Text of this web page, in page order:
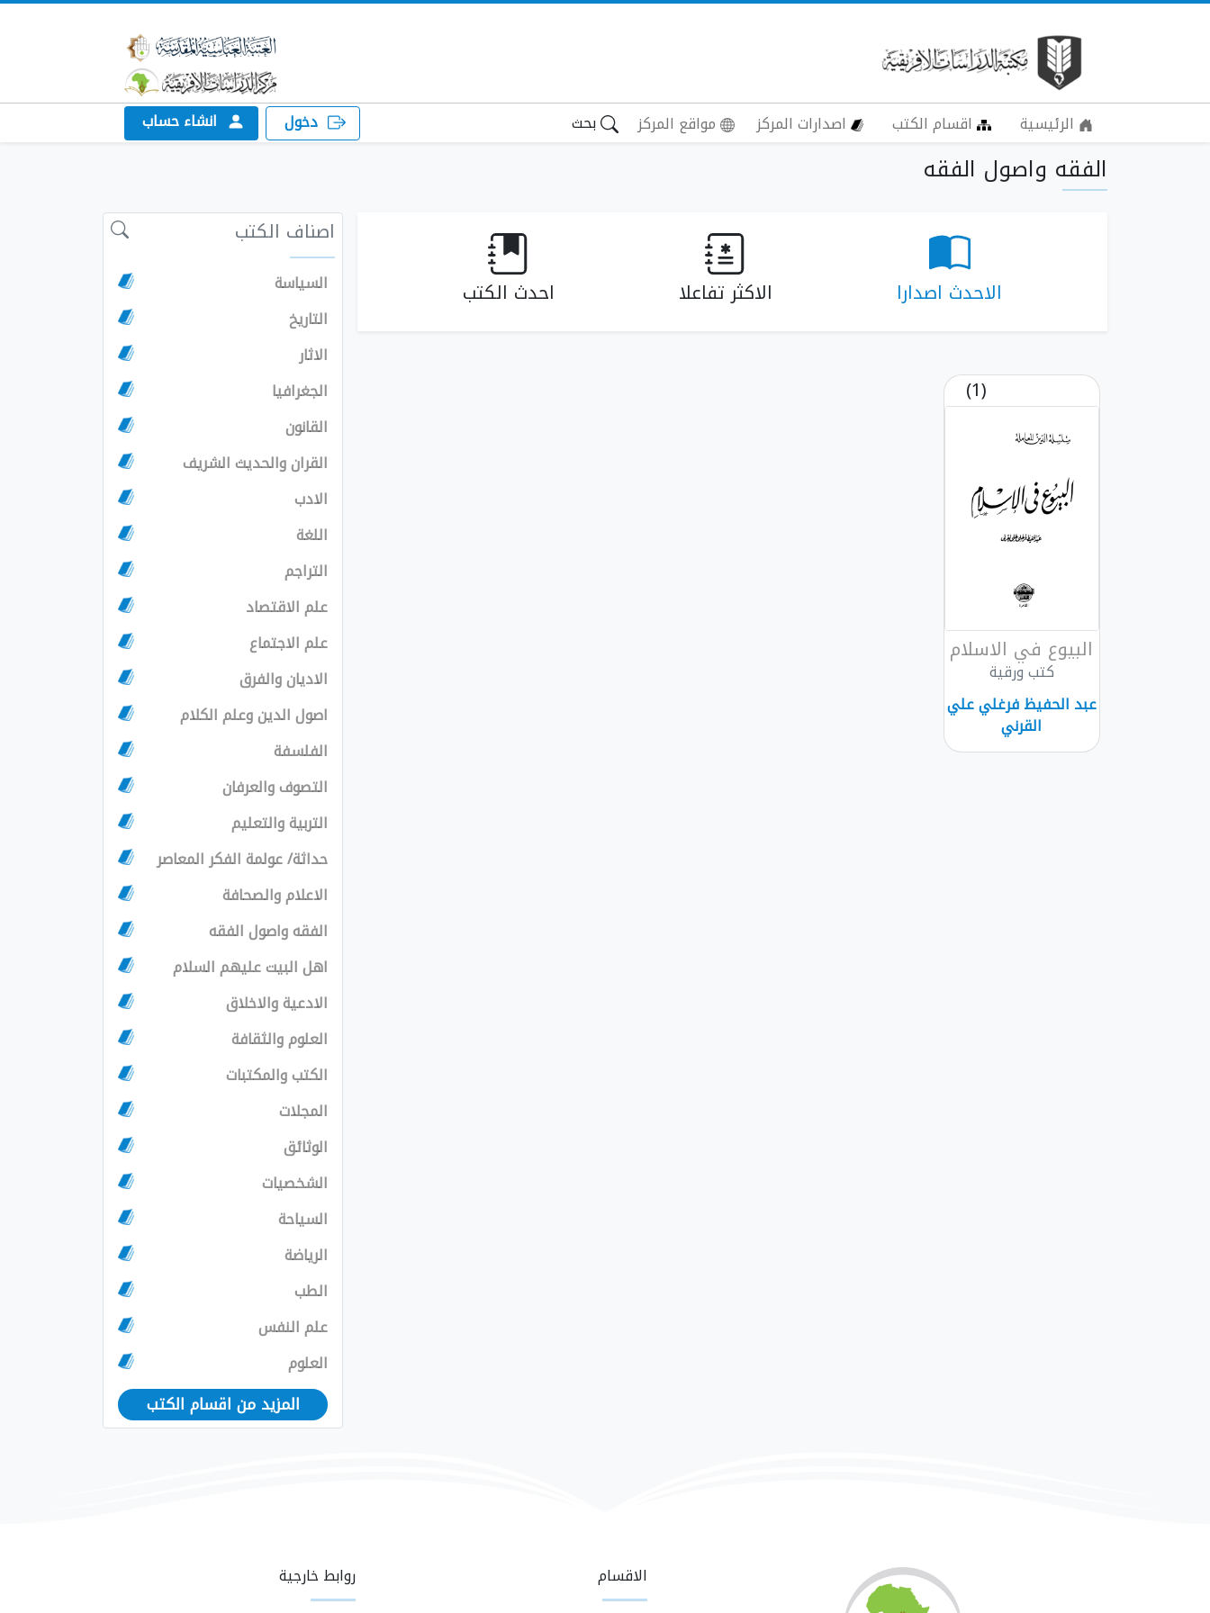
الرئيسية اقسام الكتب اصدارات المركز مواقع المركز بحث دخول انشاء حساب
الفقه واصول الفقه
الاحدث اصدارا الاكثر تفاعلا احدث الكتب
(1)
البيوع في الاسلام
كتب ورقية
عبد الحفيظ فرغلي علي
القرني
اصناف الكتب
السياسة
التاريخ
الاثار
الجغرافيا
القانون
القران والحديث الشريف
الادب
اللغة
التراجم
علم الاقتصاد
علم الاجتماع
الاديان والفرق
اصول الدين وعلم الكلام
الفلسفة
التصوف والعرفان
التربية والتعليم
حداثة/ عولمة الفكر المعاصر
الاعلام والصحافة
الفقه واصول الفقه
اهل البيت عليهم السلام
الادعية والاخلاق
العلوم والثقافة
الكتب والمكتبات
المجلات
الوثائق
الشخصيات
السياحة
الرياضة
الطب
علم النفس
العلوم
المزيد من اقسام الكتب
الاقسام
روابط خارجية